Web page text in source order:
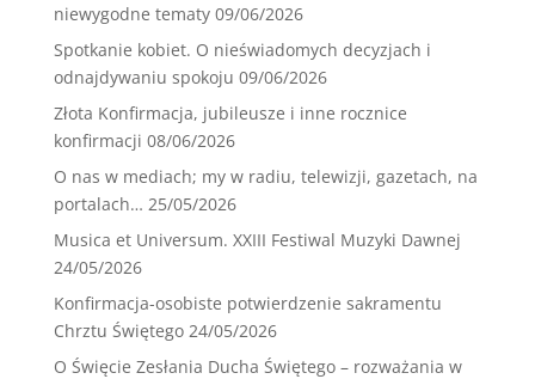
niewygodne tematy 09/06/2026
Spotkanie kobiet. O nieświadomych decyzjach i
odnajdywaniu spokoju 09/06/2026
Złota Konfirmacja, jubileusze i inne rocznice
konfirmacji 08/06/2026
O nas w mediach; my w radiu, telewizji, gazetach, na
portalach… 25/05/2026
Musica et Universum. XXIII Festiwal Muzyki Dawnej
24/05/2026
Konfirmacja-osobiste potwierdzenie sakramentu
Chrztu Świętego 24/05/2026
O Święcie Zesłania Ducha Świętego – rozważania w